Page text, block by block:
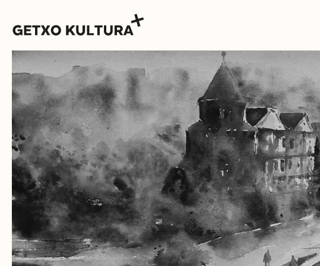
AGENDA
MUXIKEBARRI
KONTAKTUA